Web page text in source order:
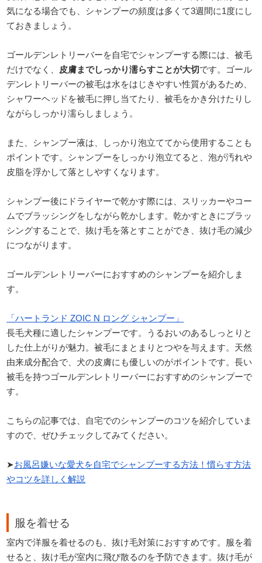
気になる場合でも、シャンプーの頻度は多くて3週間に1度にし
ておきましょう。
ゴールデンレトリーバーを自宅でシャンプーする際には、被毛
だけでなく、
皮膚までしっかり濡らすことが大切です。ゴール
デンレトリーバーの被毛は水をはじきやすい性質があるため、
シャワーヘッドを被毛に押し当てたり、被毛をかき分けたりし
ながらしっかり濡らしましょう。
また、シャンプー液は、しっかり泡立ててから使用することも
ポイントです。シャンプーをしっかり泡立てると、泡が汚れや
皮脂を浮かして落としやすくなります。
シャンプー後にドライヤーで乾かす際には、スリッカーやコー
ムでブラッシングをしながら乾かします。乾かすときにブラッ
シングすることで、抜け毛を落とすことができ、抜け毛の減少
につながります。
ゴールデンレトリーバーにおすすめのシャンプーを紹介しま
す。
「ハートランド ZOIC N ロング シャンプー」
長毛犬種に適したシャンプーです。うるおいのあるしっとりと
した仕上がりが魅力。被毛にまとまりとつやを与えます。天然
由来成分配合で、犬の皮膚にも優しいのがポイントです。長い
被毛を持つゴールデンレトリーバーにおすすめのシャンプーで
す。
こちらの記事では、自宅でのシャンプーのコツを紹介していま
すので、ぜひチェックしてみてください。
➤お風呂嫌いな愛犬を自宅でシャンプーする方法！慣らす方法
やコツを詳しく解説
服を着せる
室内で洋服を着せるのも、抜け毛対策におすすめです。服を着
せると、抜け毛が室内に飛び散るのを予防できます。抜け毛が